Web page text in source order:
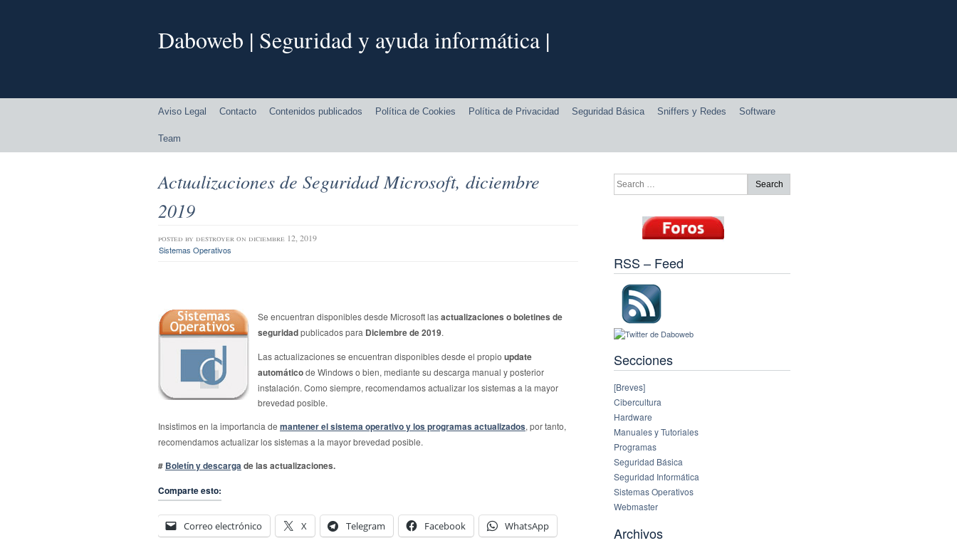
Daboweb | Seguridad y ayuda informática |
Aviso Legal Contacto Contenidos publicados Política de Cookies Política de Privacidad Seguridad Básica Sniffers y Redes Software
Team
Actualizaciones de Seguridad Microsoft, diciembre
2019
posted by destroyer on diciembre 12, 2019
Sistemas Operativos
Se encuentran disponibles desde Microsoft lasactualizaciones o boletines de
seguridadpublicados para Diciembre de 2019.
Las actualizaciones se encuentran disponibles desde el propio update
automáticode Windows o bien, mediante su descarga manual y posterior
instalación. Como siempre, recomendamos actualizar los sistemas a la mayor
brevedad posible.
Insistimos en la importancia de mantener el sistema operativo y los programas actualizados, por tanto,
recomendamos actualizar los sistemas a la mayor brevedad posible.
# Boletín y descargade las actualizaciones.
Comparte esto:
Correo electrónico X Telegram Facebook WhatsApp
RSS – Feed
Secciones
[Breves]
Cibercultura
Hardware
Manuales y Tutoriales
Programas
Seguridad Básica
Seguridad Informática
Sistemas Operativos
Webmaster
Archivos